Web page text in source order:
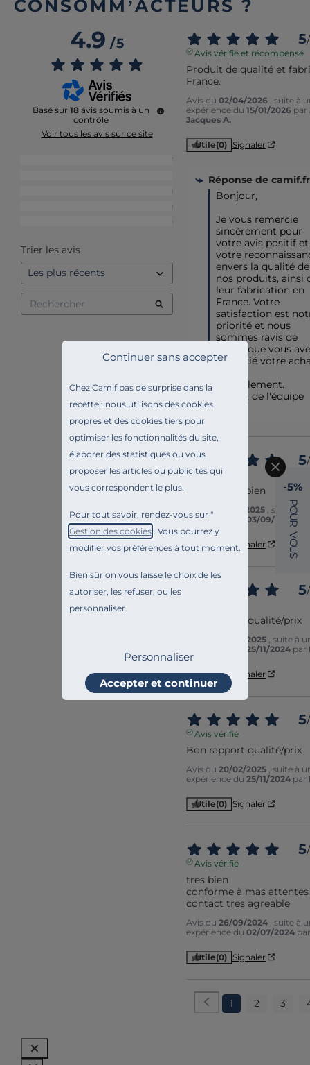
Chez Camif pas de surprise dans la
recette : nous utilisons des cookies
propres et des cookies tiers pour
optimiser les fonctionnalités du site,
élaborer des statistiques ou vous
proposer les articles ou publicités qui
vous correspondent le plus.
Pour tout savoir, rendez-vous sur "
Gestion des cookies". Vous pourrez y
modifier vos préférences à tout moment.
Bien sûr on vous laisse le choix de les
autoriser, les refuser, ou les
personnaliser.
Continuer sans accepter
Personnaliser
Accepter et continuer
CONSOMM’ACTEURS ?
4.9/5
Basé sur 18 avis soumis à un
contrôle
Voir tous les avis sur ce site
17
0
0
0
Trier les avis
5/
Avis vérifié et récompensé
Produit de qualité et
France.
Avis du 02/04/2026
, suite à
expérience du 15/01/2026 par
Jacques A.
Utile(0) Signaler
Réponse de camif.fr
Bonjour,
Je vous remercie
sincèrement pour
votre avis positif et
votre
envers la qualité de
nos produits, ainsi
leur fabrication en
France. Votre
satisfaction est
priorité et nous
sommes ravis de
savoir que vous
apprécié votre
Cordialement.
Maéva, de l'équipe
5/
Avis vérifié
Elle est très bien
Avis du 02/10/2025
, suite à
expérience du
03/09/2025
Utile (0) Signaler
5/
Bon rapport qualité/prix
20/02/2025
, suite à
25/11/2024 par
Utile(0) Signaler
5/
Avis vérifié
Bon rapport qualité/prix
Avis du 20/02/2025
, suite à
expérience du 25/11/2024 par
Utile(0) Signaler
5/
Avis vérifié
tres bien
conforme à mas attentes
contact tres agreable
Avis du 26/09/2024
, suite à
expérience du 02/07/2024
Utile(0) Signaler
1 2 3
-5%
P
O
U
R
V
O
U
S